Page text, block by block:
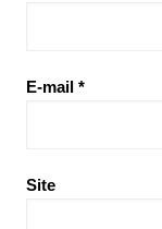
E-mail *
Site